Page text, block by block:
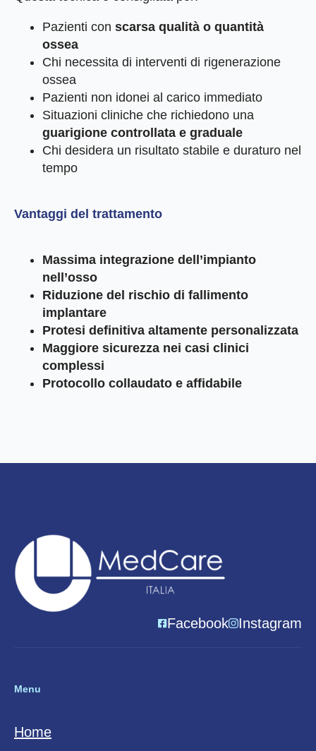
Pazienti con scarsa qualità o quantità
ossea
Chi necessita di interventi di rigenerazione
ossea
Pazienti non idonei al carico immediato
Situazioni cliniche che richiedono una
guarigione controllata e graduale
Chi desidera un risultato stabile e duraturo nel
tempo
Vantaggi del trattamento
Massima integrazione dell’impianto
nell’osso
Riduzione del rischio di fallimento
implantare
Protesi definitiva altamente personalizzata
Maggiore sicurezza nei casi clinici
complessi
Protocollo collaudato e affidabile
Facebook Instagram
Menu
Home